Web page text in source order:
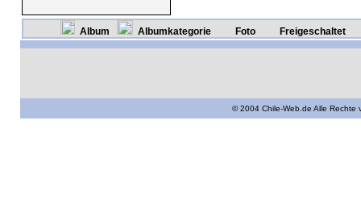
Album Albumkategorie Foto Freigeschaltet
© 2004 Chile-Web.de Alle Rechte